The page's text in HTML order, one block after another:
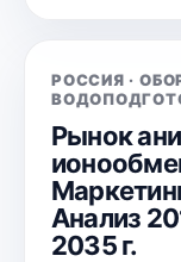
РОССИЯ ·
Рынок
Анализ
2035 г.